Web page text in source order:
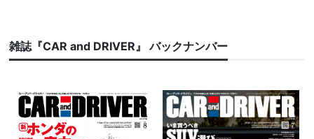
雑誌『CAR and DRIVER』 バックナンバー